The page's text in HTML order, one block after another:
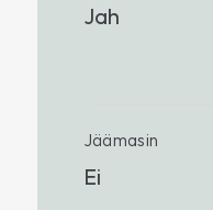
Jah
Jäämasin
Ei